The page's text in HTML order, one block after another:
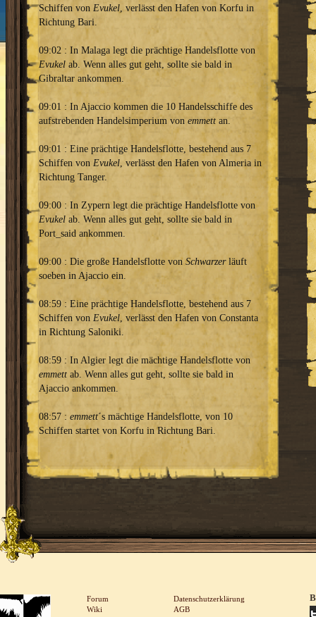
Schiffen von Evukel, verlässt den Hafen von Korfu in
Richtung Bari.
09:02 : In Malaga legt die prächtige Handelsflotte von
Evukel ab. Wenn alles gut geht, sollte sie bald in
Gibraltar ankommen.
09:01 : In Ajaccio kommen die 10 Handelsschiffe des
aufstrebenden Handelsimperium von emmett an.
09:01 : Eine prächtige Handelsflotte, bestehend aus 7
Schiffen von Evukel, verlässt den Hafen von Almeria in
Richtung Tanger.
09:00 : In Zypern legt die prächtige Handelsflotte von
Evukel ab. Wenn alles gut geht, sollte sie bald in
Port_said ankommen.
09:00 : Die große Handelsflotte vonSchwarzerläuft
soeben in Ajaccio ein.
08:59 : Eine prächtige Handelsflotte, bestehend aus 7
Schiffen von Evukel, verlässt den Hafen von Constanta
in Richtung Saloniki.
08:59 : In Algier legt die mächtige Handelsflotte von
emmett ab. Wenn alles gut geht, sollte sie bald in
Ajaccio ankommen.
08:57 : emmett´s mächtige Handelsflotte, von 10
Schiffen startet von Korfu in Richtung Bari.
Forum
Wiki
Datenschutzerklärung
AGB